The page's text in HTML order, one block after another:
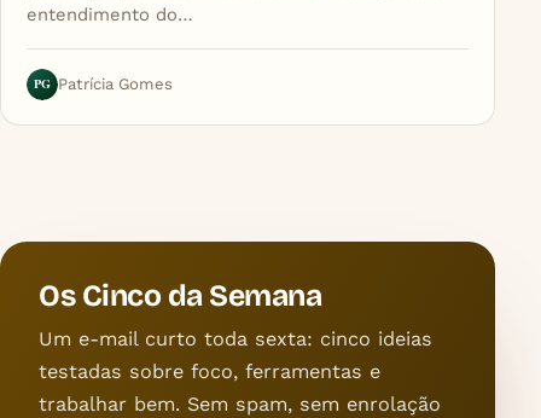
entendimento do…
PG Patrícia Gomes
Os Cinco da Semana
Um e-mail curto toda sexta: cinco ideias
testadas sobre foco, ferramentas e
trabalhar bem. Sem spam, sem enrolação